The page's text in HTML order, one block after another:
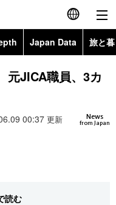
English
简体字
Japan Data 旅と
Topics
JICA職員、3カ
News
from Japan
00:37 更新
読む